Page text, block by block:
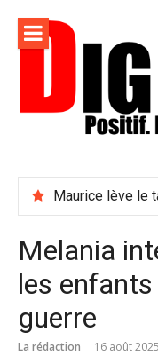
contenu
relayer
Melania
les
guerre
La rédaction 16 août 2025